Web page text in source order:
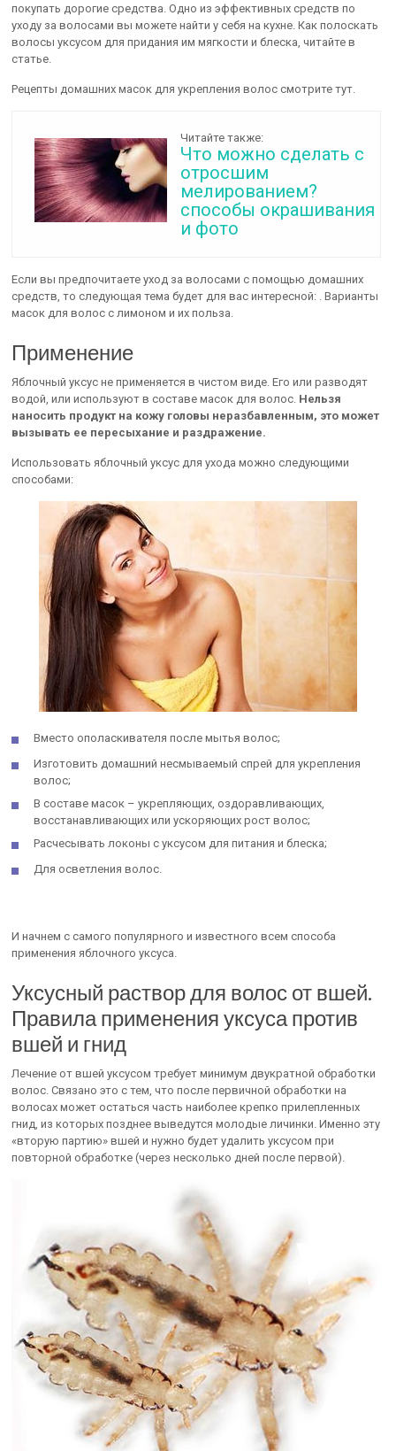
покупать дорогие средства. Одно из эффективных средств по
уходу за волосами вы можете найти у себя на кухне. Как полоскать
волосы уксусом для придания им мягкости и блеска, читайте в
статье.
Рецепты домашних масок для укрепления волос смотрите тут.
Читайте также:
Что можно сделать с
отросшим
мелированием?
способы окрашивания
и фото
Если вы предпочитаете уход за волосами с помощью домашних
средств, то следующая тема будет для вас интересной: . Варианты
масок для волос с лимоном и их польза.
Применение
Яблочный уксус не применяется в чистом виде. Его или разводят
водой, или используют в составе масок для волос. Нельзя
наносить продукт на кожу головы неразбавленным, это может
вызывать ее пересыхание и раздражение.
Использовать яблочный уксус для ухода можно следующими
способами:
Вместо ополаскивателя после мытья волос;
Изготовить домашний несмываемый спрей для укрепления
волос;
В составе масок – укрепляющих, оздоравливающих,
восстанавливающих или ускоряющих рост волос;
Расчесывать локоны с уксусом для питания и блеска;
Для осветления волос.
И начнем с самого популярного и известного всем способа
применения яблочного уксуса.
Уксусный раствор для волос от вшей.
Правила применения уксуса против
вшей и гнид
Лечение от вшей уксусом требует минимум двукратной обработки
волос. Связано это с тем, что после первичной обработки на
волосах может остаться часть наиболее крепко прилепленных
гнид, из которых позднее выведутся молодые личинки. Именно эту
«вторую партию» вшей и нужно будет удалить уксусом при
повторной обработке (через несколько дней после первой).